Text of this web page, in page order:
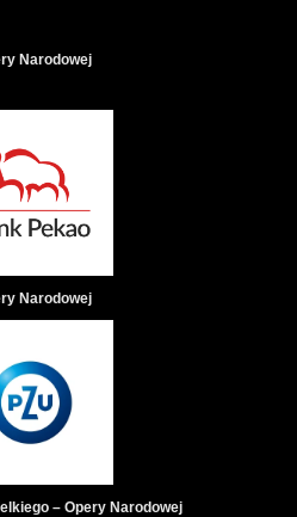
Narodowej
Narodowej
– Opery Narodowej